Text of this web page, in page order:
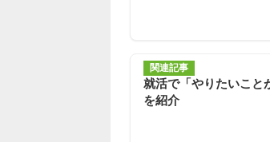
関連記事
就活で「やりたいこと
を紹介